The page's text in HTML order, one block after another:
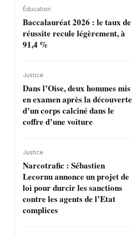
Éducation
Baccalauréat 2026 : le taux de
réussite recule légèrement, à
91,4 %
Justice
Dans l’Oise, deux hommes mis
en examen après la découverte
d’un corps calciné dans le
coffre d’une voiture
Justice
Narcotrafic : Sébastien
Lecornu annonce un projet de
loi pour durcir les sanctions
contre les agents de l’Etat
complices